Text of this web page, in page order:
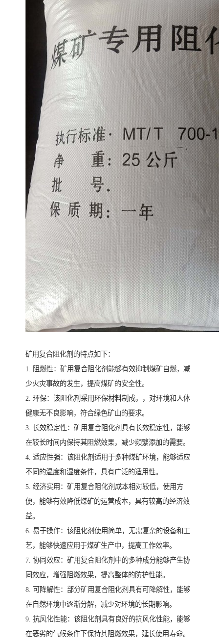
矿用复合阻化剂的特点如下：
1. 阻燃性：矿用复合阻化剂能够有效抑制煤矿自燃，减
少火灾事故的发生，提高煤矿的安全性。
2. 环保：该阻化剂采用环保材料制成，，对环境和人体
健康无不良影响，符合绿色矿山的要求。
3. 长效稳定性：矿用复合阻化剂具有长效稳定性，能够
在较长时间内保持其阻燃效果，减少频繁添加的需要。
4. 适应性强：该阻化剂适用于多种煤矿环境，能够适应
不同的温度和湿度条件，具有广泛的适用性。
5. 经济实用：矿用复合阻化剂成本相对较低，使用方
便，能够有效降低煤矿的运营成本，具有较高的经济效
益。
6. 易于操作：该阻化剂使用简单，无需复杂的设备和工
艺，能够快速应用于煤矿生产中，提高工作效率。
7. 协同效应：矿用复合阻化剂中的多种成分能够产生协
同效应，增强阻燃效果，提高整体的防护性能。
8. 可降解性：部分矿用复合阻化剂具有可降解性，能够
在自然环境中逐渐分解，减少对环境的长期影响。
9. 抗风化性能：该阻化剂具有良好的抗风化性能，能够
在恶劣的气候条件下保持其阻燃效果，延长使用寿命。